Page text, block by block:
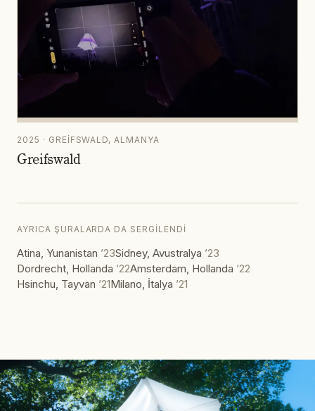
2025 · GREIFSWALD, ALMANYA
Greifswald
AYRICA ŞURALARDA DA SERGILENDI
Atina, Yunanistan ’23Sidney, Avustralya ’23
Dordrecht, Hollanda ’22Amsterdam, Hollanda ’22
Hsinchu, Tayvan ’21Milano, İtalya ’21